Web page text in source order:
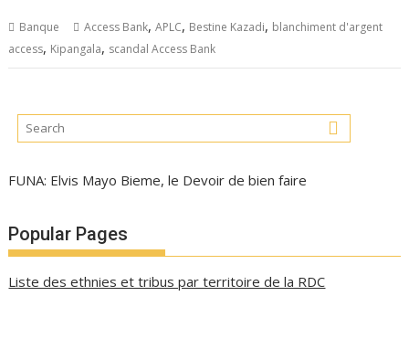
Banque Access Bank,APLC, Bestine Kazadi, blanchiment d'argent
access, Kipangala, scandal Access Bank
FUNA: Elvis Mayo Bieme, le Devoir de bien faire
Popular Pages
Liste des ethnies et tribus par territoire de la RDC